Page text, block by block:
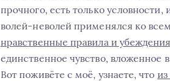
прочного, есть только
волей-неволей применялся ко
нравственные правила и
единственное чувство,
Вот поживёте с моё, узнаете, что